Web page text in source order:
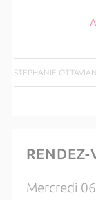
STEPHANIE
RENDEZ-
Mercredi